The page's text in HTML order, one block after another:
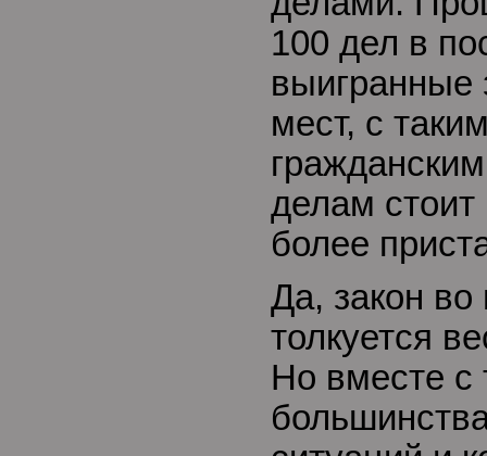
100 дел в
выигранные
мест, с
делам стоит
более
Да, закон во
толкуется
Но вместе с